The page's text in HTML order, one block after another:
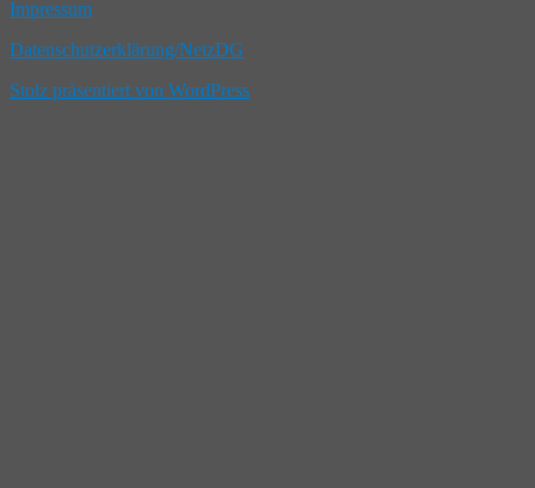
Impressum
Datenschutzerklärung/NetzDG
Stolz präsentiert von WordPress